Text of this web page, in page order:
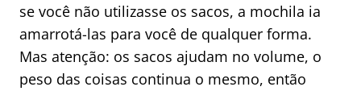
se você não utilizasse os sacos, a mochila ia
amarrotá-las para você de qualquer forma.
Mas atenção: os sacos ajudam no volume, o
peso das coisas continua o mesmo, então